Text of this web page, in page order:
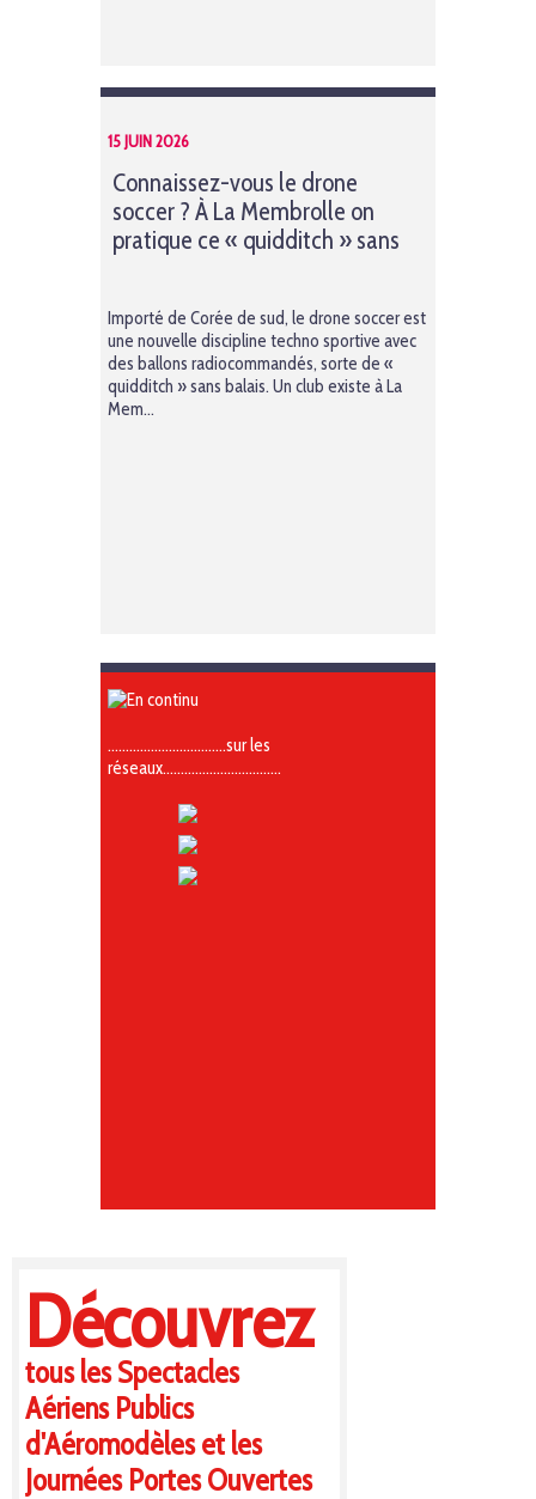
15 JUIN 2026
Connaissez-vous le drone
soccer ? À La Membrolle on
pratique ce « quidditch » sans
Importé de Corée de sud, le drone soccer est
une nouvelle discipline techno sportive avec
des ballons radiocommandés, sorte de «
quidditch » sans balais. Un club existe à La
Mem...
……………………………sur les
réseaux……………………………
Découvrez
tous les Spectacles
Aériens Publics
d'Aéromodèles et les
Journées Portes Ouvertes